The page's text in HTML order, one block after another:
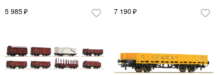
5 985 7 190